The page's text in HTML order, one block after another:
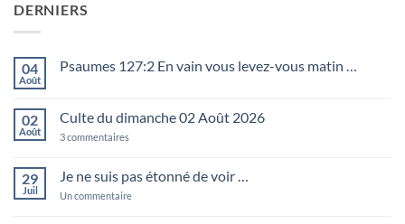
DERNIERS
04
Août
Psaumes 127:2 En vain vous levez-vous matin …
Psaumes
En
levez-
matin
02
Août
Culte du dimanche 02 Août 2026
3 commentaires
dimanche
02
Août
29
Juil
Je ne suis pas étonné de voir …
Un commentairesur